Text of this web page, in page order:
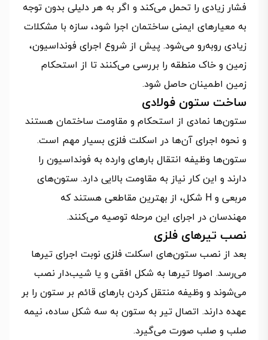
فشار زیادی را تحمل می‌کند و اگر به هر دلیلی بدون توجه
به معیارهای ایمنی ساختمان اجرا شود، سازه با مشکلات
زیادی روبه‌رو می‌شود. پیش از شروع اجرای فونداسیون،
زمین و خاک منطقه را بررسی می‌کنند تا از استحکام
زمین اطمینان حاصل شود.
ساخت ستون فولادی
ستون‌ها نمادی از استحکام و مقاومت ساختمان هستند
و نحوه اجرای آن‌ها در اسکلت فلزی بسیار مهم است.
ستون‌ها وظیفه انتقال بار‌های وارده به فونداسیون را
دارند و این کار نیاز به مقاومت بالایی دارد. ستون‌های
مربعی و H شکل، از بهترین مقاطعی هستند که
مهندسان در اجرای این مرحله توصیه می‌کنند.
نصب تیرهای فلزی
بعد از نصب ستون‌های اسکلت فلزی نوبت اجرای تیرها
می‌رسد. اصولا تیرها به شکل افقی و یا شیب‌دار نصب
می‌شوند و وظیفه منتقل کردن بارهای قائم بر ستون را بر
عهده دارند. اتصال تیر به ستون به سه شکل ساده، نیمه
صلب و صلب صورت می‌گیرد.